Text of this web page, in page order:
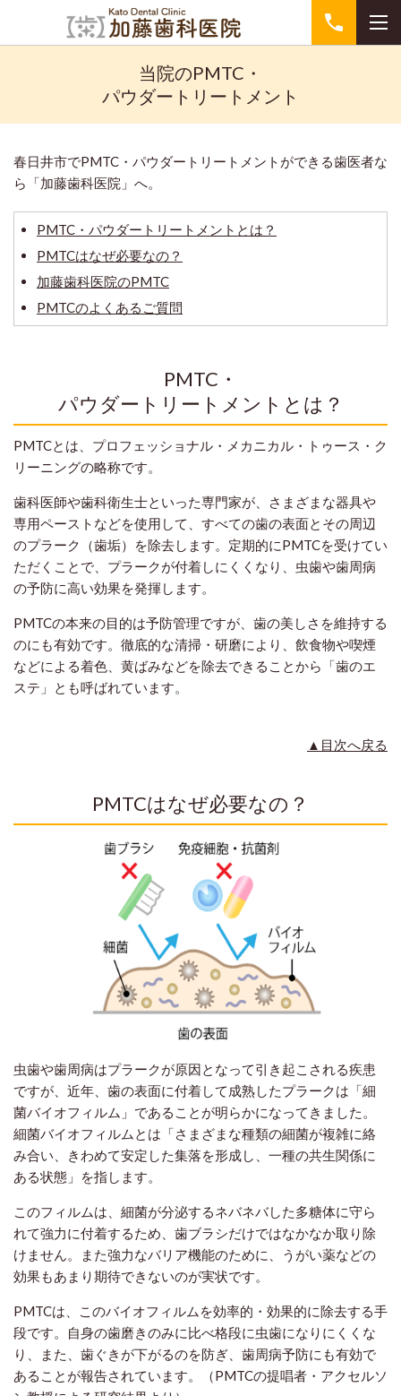
当院のPMTC・
パウダートリートメント
春日井市でPMTC・パウダートリートメントができる歯医者な
ら「加藤歯科医院」へ。
PMTC・パウダートリートメントとは？
PMTCはなぜ必要なの？
加藤歯科医院のPMTC
PMTCのよくあるご質問
PMTC・
パウダートリートメントとは？
PMTCとは、プロフェッショナル・メカニカル・トゥース・ク
リーニングの略称です。
歯科医師や歯科衛生士といった専門家が、さまざまな器具や
専用ペーストなどを使用して、すべての歯の表面とその周辺
のプラーク（歯垢）を除去します。定期的にPMTCを受けてい
ただくことで、プラークが付着しにくくなり、虫歯や歯周病
の予防に高い効果を発揮します。
PMTCの本来の目的は予防管理ですが、歯の美しさを維持する
のにも有効です。徹底的な清掃・研磨により、飲食物や喫煙
などによる着色、黄ばみなどを除去できることから「歯のエ
ステ」とも呼ばれています。
▲目次へ戻る
PMTCはなぜ必要なの？
虫歯や歯周病はプラークが原因となって引き起こされる疾患
ですが、近年、歯の表面に付着して成熟したプラークは「細
菌バイオフィルム」であることが明らかになってきました。
細菌バイオフィルムとは「さまざまな種類の細菌が複雑に絡
み合い、きわめて安定した集落を形成し、一種の共生関係に
ある状態」を指します。
このフィルムは、細菌が分泌するネバネバした多糖体に守ら
れて強力に付着するため、歯ブラシだけではなかなか取り除
けません。また強力なバリア機能のために、うがい薬などの
効果もあまり期待できないのが実状です。
PMTCは、このバイオフィルムを効率的・効果的に除去する手
段です。自身の歯磨きのみに比べ格段に虫歯になりにくくな
り、また、歯ぐきが下がるのを防ぎ、歯周病予防にも有効で
あることが報告されています。（PMTCの提唱者・アクセルソ